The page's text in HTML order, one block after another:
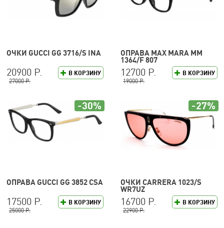
ОЧКИ GUCCI GG 3716/S INA
В КОРЗИНУ
20900 Р.
27000 Р.
ОПРАВА MAX MARA MM
1364/F 807
В КОРЗИНУ
12700 Р.
19000 Р.
ОПРАВА GUCCI GG 3852 CSA
В КОРЗИНУ
17500 Р.
25000 Р.
-30%
ОЧКИ CARRERA 1023/S
WR7UZ
В КОРЗИНУ
16700 Р.
22900 Р.
-27%